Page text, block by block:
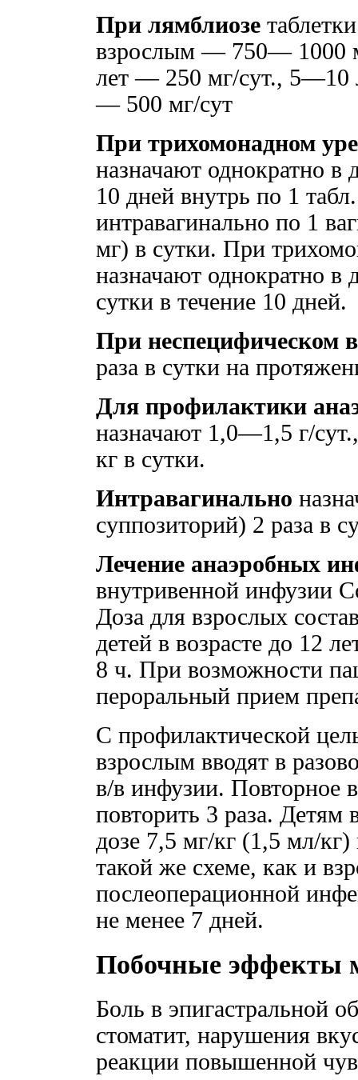
При лямблиозе
взрослым — 750— 1000
лет — 250 мг/сут., 5—10
— 500 мг/сут
При трихомонадном
назначают однократно в
10 дней внутрь по 1
интравагинально по 1
мг) в сутки. При
назначают однократно в
сутки в течение 10 дней.
При неспецифическом
раза в сутки на
Для профилактики
назначают 1,0—1,5 г/
кг в сутки.
Интравагинально
суппозиторий) 2 раза в
Лечение анаэробных
внутривенной инфузии
Доза для взрослых
детей в возрасте до 12
8 ч. При возможности
пероральный прием
С профилактической
взрослым вводят в
в/в инфузии. Повторное
повторить 3 раза. Детям
дозе 7,5 мг/кг (1,5 мл/
такой же схеме, как и
послеоперационной
не менее 7 дней.
Побочные эффекты
Боль в эпигастральной
стоматит, нарушения
реакции повышенной